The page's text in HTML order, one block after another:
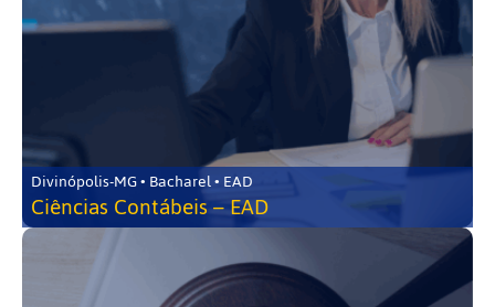
Divinópolis-MG • Bacharel • EAD
Ciências Contábeis – EAD